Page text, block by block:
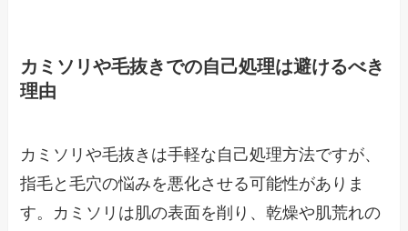
カミソリや毛抜きでの自己処理は避けるべき
理由
カミソリや毛抜きは手軽な自己処理方法ですが、
指毛と毛穴の悩みを悪化させる可能性がありま
す。カミソリは肌の表面を削り、乾燥や肌荒れの